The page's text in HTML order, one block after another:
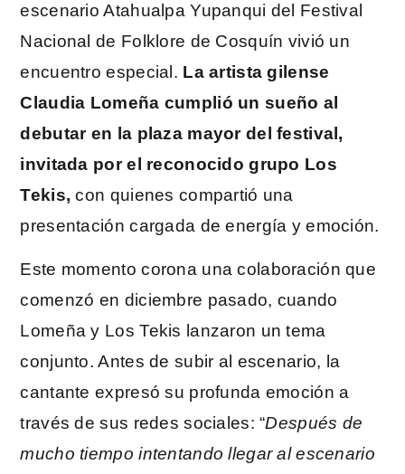
escenario Atahualpa Yupanqui del Festival
Nacional de Folklore de Cosquín vivió un
encuentro especial. La artista gilense
Claudia Lomeña cumplió un sueño al
debutar en la plaza mayor del festival,
invitada por el reconocido grupo Los
Tekis, con quienes compartió una
presentación cargada de energía y emoción.
Este momento corona una colaboración que
comenzó en diciembre pasado, cuando
Lomeña y Los Tekis lanzaron un tema
conjunto. Antes de subir al escenario, la
cantante expresó su profunda emoción a
través de sus redes sociales: “Después de
mucho tiempo intentando llegar al escenario